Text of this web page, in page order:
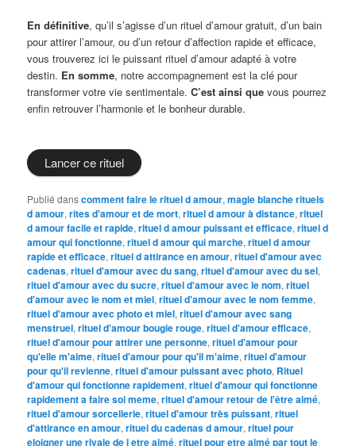
En définitive, qu’il s’agisse d’un rituel d’amour gratuit, d’un bain
pour attirer l’amour, ou d’un retour d’affection rapide et efficace,
vous trouverez ici le puissant rituel d’amour adapté à votre
destin. En somme, notre accompagnement est la clé pour
transformer votre vie sentimentale.C’est ainsi que vous pourrez
enfin retrouver l’harmonie et le bonheur durable.
Lancer ce rituel
Publié danscomment faire le rituel d amour,magie blanche rituels
d amour,rites d'amour et de mort,rituel d amour à distance,rituel
d amour facile et rapide,rituel d amour puissant et efficace,rituel d
amour qui fonctionne,rituel d amour qui marche,rituel d amour
rapide et efficace,rituel d attirance en amour,rituel d'amour avec
cadenas,rituel d'amour avec du sang,rituel d'amour avec du sel,
rituel d'amour avec du sucre,rituel d'amour avec le nom,rituel
d'amour avec le nom et miel,rituel d'amour avec le nom femme,
rituel d'amour avec photo et miel,rituel d'amour avec sang
menstruel,rituel d'amour bougie rouge,rituel d'amour efficace,
rituel d'amour pour attirer une personne,rituel d'amour pour
qu'elle m'aime,rituel d'amour pour qu'il m'aime,rituel d'amour
pour qu'il revienne,rituel d'amour puissant avec photo, Rituel
d'amour qui fonctionne rapidement,rituel d'amour qui fonctionne
rapidement a faire soi meme,rituel d'amour retour de l'être aimé,
rituel d'amour sorcellerie,rituel d'amour très puissant,rituel
d'attirance en amour,rituel du cadenas d amour,rituel pour
eloigner une rivale de l etre aimé,rituel pour etre aimé par tout le